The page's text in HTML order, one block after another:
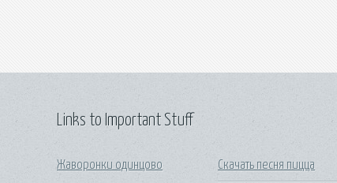
Links to Important Stuff
Жаворонки одинцово
Скачать песня пицца